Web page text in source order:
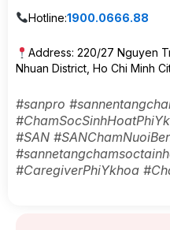
Hotline:1900.0666.88
Address: 220/27 Nguyen
Nhuan District, Ho Chi Minh
#sanpro
#SAN
#CaregiverPhiYkhoa